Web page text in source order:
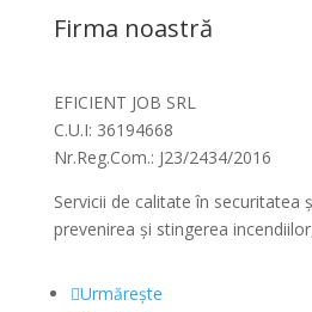
Firma noastră
EFICIENT JOB SRL
C.U.I: 36194668
Nr.Reg.Com.: J23/2434/2016
Servicii de calitate în securitatea
prevenirea și stingerea
Urmărește